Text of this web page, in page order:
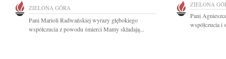
ZIELONA GÓRA
Pani Marioli Radwańskiej wyrazy głębokiego
współczucia z powodu śmierci Mamy składają...
ZIELONA
Pani
współczucia i